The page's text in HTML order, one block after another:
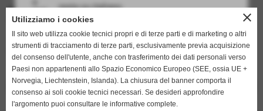
20-22 FEBBRAIO 2024
FW 2024-25 collections
Vi apettiamo al
PADIGLIONE 13
stand U19-U21/V20-V22
<< precedente successivo >>
resta su italiano
go to english
http://www.eng.lesrivesconceria.it/
close
Utilizziamo i cookies
Il sito web utilizza cookie tecnici propri e di terze parti e di marketing o altri
strumenti di tracciamento di terze parti, esclusivamente previa acquisizione
del consenso dell'utente, anche con trasferimento dei dati personali verso
Paesi non appartenenti allo Spazio Economico Europeo (SEE, ossia UE +
Norvegia, Liechtenstein, Islanda). La chiusura del banner comporta il
consenso ai soli cookie tecnici necessari. Se desideri approfondire
l'argomento puoi consultare le informative complete.